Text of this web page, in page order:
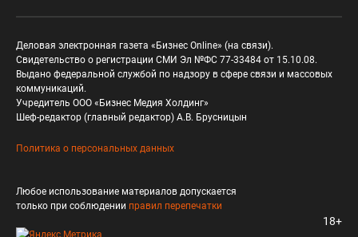
Деловая электронная газета «Бизнес Online» (на связи).
Свидетельство о регистрации СМИ Эл №ФС 77-33484 от 15.10.08.
Выдано федеральной службой по надзору в сфере связи и массовых
коммуникаций.
Учредитель ООО «Бизнес Медия Холдинг»
Шеф-редактор (главный редактор) А.В. Брусницын
Политика о персональных данных
Любое использование материалов допускается
только при соблюдении правил перепечатки
18+